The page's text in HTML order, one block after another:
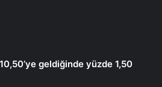
geldiğinde yüzde 1,50